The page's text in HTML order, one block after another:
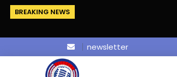
BREAKING NEWS
newsletter